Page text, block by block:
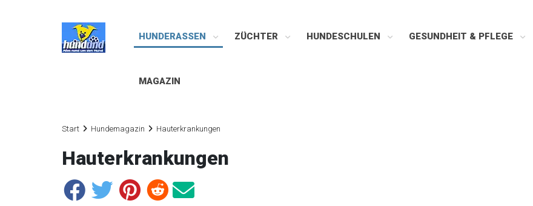
HUNDERASSEN ZÜCHTER HUNDESCHULEN GESUNDHEIT & PFLEGE
MAGAZIN
Start Hundemagazin Hauterkrankungen
Hauterkrankungen